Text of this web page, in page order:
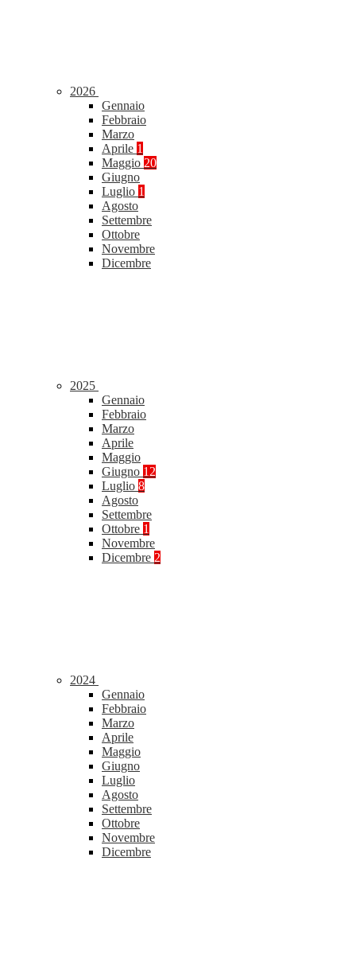
2026
Gennaio
Febbraio
Marzo
Aprile 1
Maggio 20
Giugno
Luglio 1
Agosto
Settembre
Ottobre
Novembre
Dicembre
2025
Gennaio
Febbraio
Marzo
Aprile
Maggio
Giugno 12
Luglio 8
Agosto
Settembre
Ottobre 1
Novembre
Dicembre 2
2024
Gennaio
Febbraio
Marzo
Aprile
Maggio
Giugno
Luglio
Agosto
Settembre
Ottobre
Novembre
Dicembre